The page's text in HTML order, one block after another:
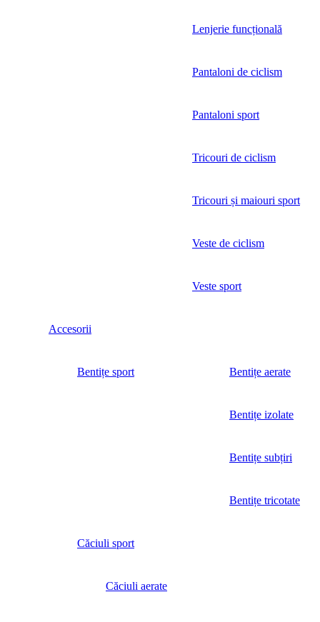
Lenjerie funcțională
Pantaloni de ciclism
Pantaloni sport
Tricouri de ciclism
Tricouri și maiouri sport
Veste de ciclism
Veste sport
Accesorii
Bentițe sport Bentițe aerate
Bentițe izolate
Bentițe subțiri
Bentițe tricotate
Căciuli sport
Căciuli aerate